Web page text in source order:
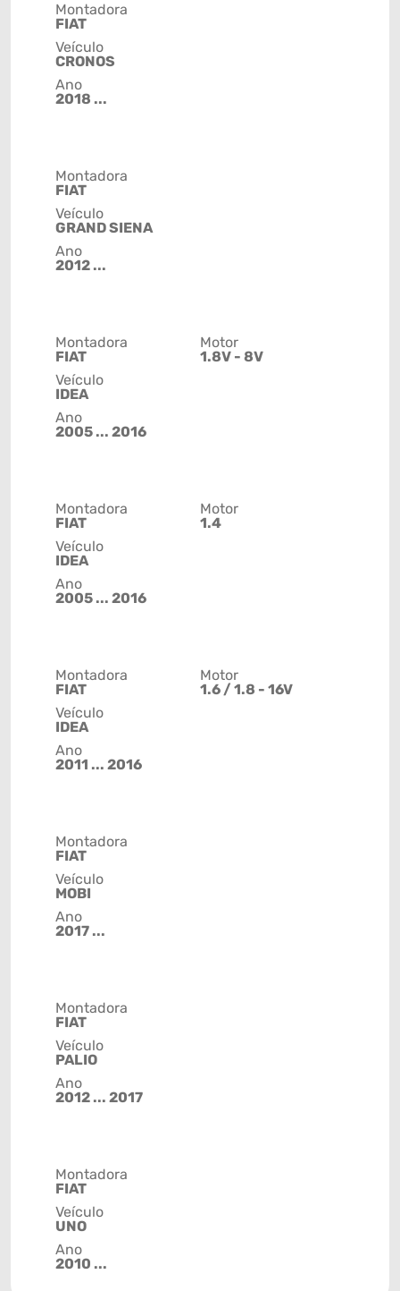
Montadora
FIAT
Veículo
CRONOS
Ano
2018 ...
Montadora
FIAT
Veículo
GRAND SIENA
Ano
2012 ...
Montadora
FIAT
Veículo
IDEA
Ano
2005 ... 2016
Motor
1.8V - 8V
Montadora
FIAT
Veículo
IDEA
Ano
2005 ... 2016
Motor
1.4
Montadora
FIAT
Veículo
IDEA
Ano
2011 ... 2016
Motor
1.6 / 1.8 - 16V
Montadora
FIAT
Veículo
MOBI
Ano
2017 ...
Montadora
FIAT
Veículo
PALIO
Ano
2012 ... 2017
Montadora
FIAT
Veículo
UNO
Ano
2010 ...